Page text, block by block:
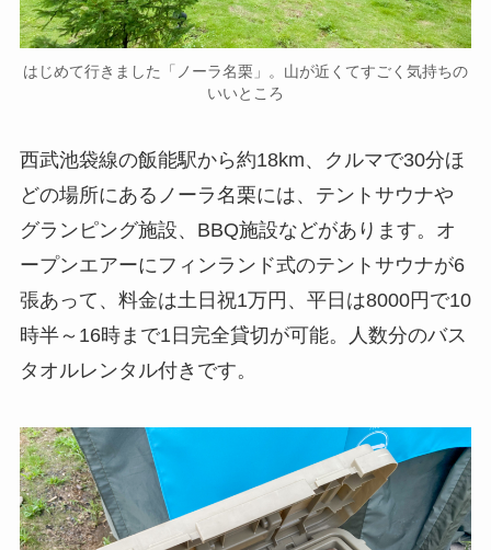
はじめて行きました「ノーラ名栗」。山が近くてすごく気持ちの
いいところ
西武池袋線の飯能駅から約18km、クルマで30分ほ
どの場所にあるノーラ名栗には、テントサウナや
グランピング施設、BBQ施設などがあります。オ
ープンエアーにフィンランド式のテントサウナが6
張あって、料金は土日祝1万円、平日は8000円で10
時半～16時まで1日完全貸切が可能。人数分のバス
タオルレンタル付きです。